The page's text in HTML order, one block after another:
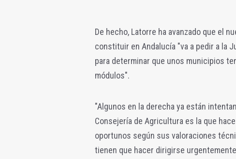
De hecho, Latorre ha avanzado que el
constituir en Andalucía "va a pedir a la
para determinar que unos municipios
módulos".
"Algunos en la derecha ya están
Consejería de Agricultura es la que
oportunos según sus valoraciones
tienen que hacer dirigirse